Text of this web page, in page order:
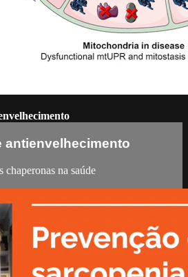
antienvelhecimento
chaperonas na saúde